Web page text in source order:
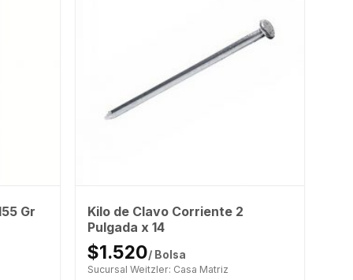
Gr
Kilo de Clavo Corriente 2
Pulgada x 14
$1.520/ Bolsa
Sucursal Weitzler: Casa Matriz